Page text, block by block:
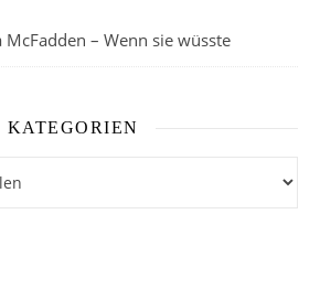
McFadden – Wenn sie wüsste
KATEGORIEN